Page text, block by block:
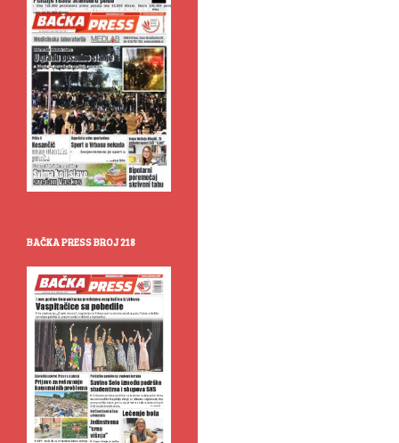
BAČKA PRESS BROJ 218